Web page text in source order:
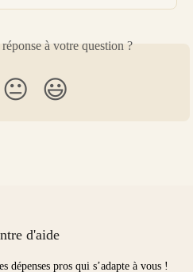
à votre question ?
😐 😃
dépenses pros qui s’adapte à vous !